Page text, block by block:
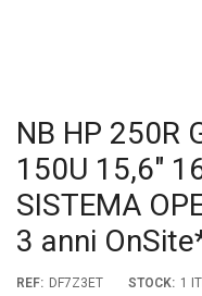
NB HP 250R
150U 15,6"
SISTEMA
3 anni
REF: DF7Z3ET STOCK: 1